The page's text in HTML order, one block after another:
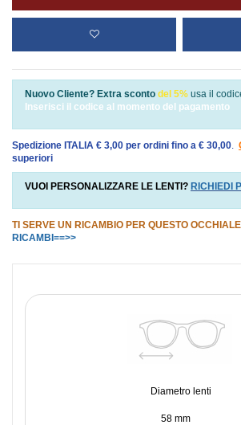
Nuovo Cliente? Extra sconto del 5% usa il
Inserisci il codice al momento del pagamento
Spedizione ITALIA € 3,00 per ordini fino a € 30,00
superiori
VUOI PERSONALIZZARE LE LENTI? RICHIEDI
TI SERVE UN RICAMBIO PER QUESTO
RICAMBI==>>
Diametro lenti
58 mm